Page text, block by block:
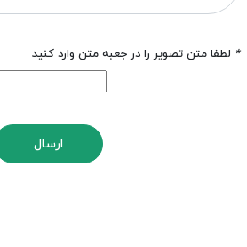
* لطفا متن تصویر را در جعبه متن وارد کنید
ارسال